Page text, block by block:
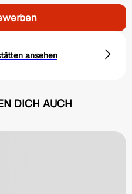
ansehen
DICH AUCH